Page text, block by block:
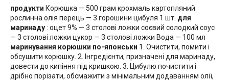
продукти Корюшка — 500 грам крохмаль картопляний
рослинна олія перець — 3 горошини цибуля 1 шт. для
маринаду: оцет 9% — 3 столові ложки соєвий солодкий соус
— 3 столові ложки цукор — 3 столові ложки Вода — 100 мл
маринування корюшки по-японськи 1. Очистити, помити і
обсушити корюшку. 2. Інгредієнти, призначені для маринаду,
довести до кипіння під кришкою. 3. Цибулю почистити і
дрібно порізати, обсмажити з мінімальним додаванням олії,